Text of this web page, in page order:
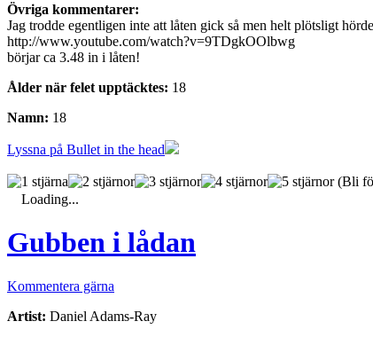
Övriga kommentarer:
Jag trodde egentligen inte att låten gick så men helt plötsligt
http://www.youtube.com/watch?v=9TDgkOOlbwg
börjar ca 3.48 in i låten!
Ålder när felet upptäcktes: 18
Namn: 18
Lyssna på Bullet in the head
(Bli
Loading...
Gubben i lådan
Kommentera gärna
Artist: Daniel Adams-Ray